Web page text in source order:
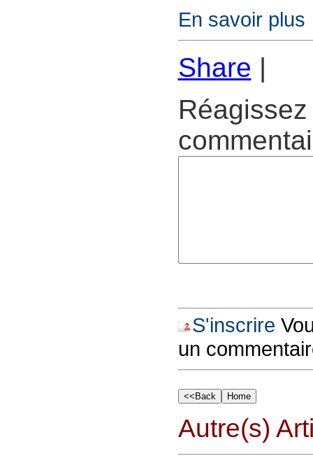
En savoir plus
Share |
S'inscrire
un
Autre(s)